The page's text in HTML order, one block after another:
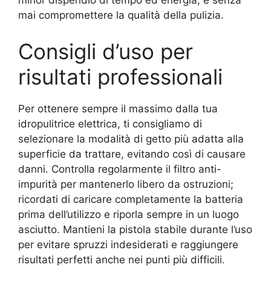
mai compromettere la qualità della pulizia.
Consigli d’uso per
risultati professionali
Per ottenere sempre il massimo dalla tua
idropulitrice elettrica, ti consigliamo di
selezionare la modalità di getto più adatta alla
superficie da trattare, evitando così di causare
danni. Controlla regolarmente il filtro anti-
impurità per mantenerlo libero da ostruzioni;
ricordati di caricare completamente la batteria
prima dell’utilizzo e riporla sempre in un luogo
asciutto. Mantieni la pistola stabile durante l’uso
per evitare spruzzi indesiderati e raggiungere
risultati perfetti anche nei punti più difficili.